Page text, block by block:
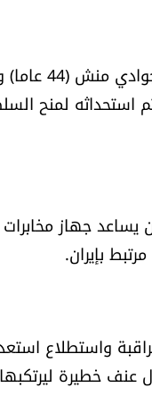
استحداثه لمنح
بإيران.
واستطلاع
عنف خطيرة